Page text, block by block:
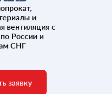
и
вентиляция с
России и
СНГ
заявку